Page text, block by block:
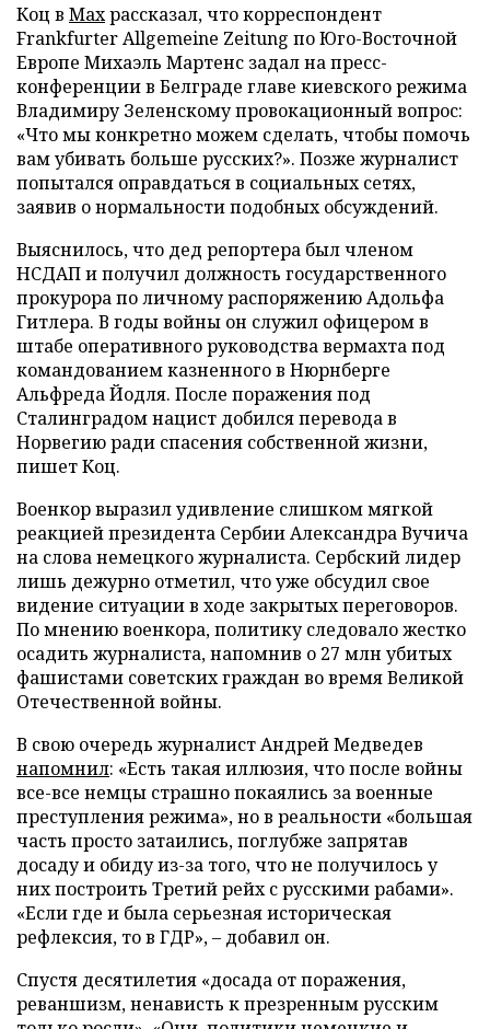
Коц в Махрассказал, что корреспондент
Frankfurter Allgemeine Zeitung по Юго-Восточной
Европе Михаэль Мартенс задал на пресс-
конференции в Белграде главе киевского режима
Владимиру Зеленскому провокационный вопрос:
«Что мы конкретно можем сделать, чтобы помочь
вам убивать больше русских?». Позже журналист
попытался оправдаться в социальных сетях,
заявив о нормальности подобных обсуждений.
Выяснилось, что дед репортера был членом
НСДАП и получил должность государственного
прокурора по личному распоряжению Адольфа
Гитлера. В годы войны он служил офицером в
штабе оперативного руководства вермахта под
командованием казненного в Нюрнберге
Альфреда Йодля. После поражения под
Сталинградом нацист добился перевода в
Норвегию ради спасения собственной жизни,
пишет Коц.
Военкор выразил удивление слишком мягкой
реакцией президента Сербии Александра Вучича
на слова немецкого журналиста. Сербский лидер
лишь дежурно отметил, что уже обсудил свое
видение ситуации в ходе закрытых переговоров.
По мнению военкора, политику следовало жестко
осадить журналиста, напомнив о 27 млн убитых
фашистами советских граждан во время Великой
Отечественной войны.
В свою очередь журналист Андрей Медведев
напомнил: «Есть такая иллюзия, что после войны
все-все немцы страшно покаялись за военные
преступления режима», но в реальности «большая
часть просто затаились, поглубже запрятав
досаду и обиду из-за того, что не получилось у
них построить Третий рейх с русскими рабами».
«Если где и была серьезная историческая
рефлексия, то в ГДР», – добавил он.
Спустя десятилетия «досада от поражения,
реваншизм, ненависть к презренным русским